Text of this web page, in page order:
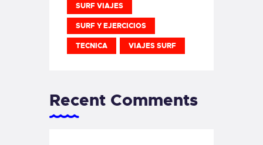
SURF VIAJES
SURF Y EJERCICIOS
TECNICA VIAJES SURF
Recent Comments